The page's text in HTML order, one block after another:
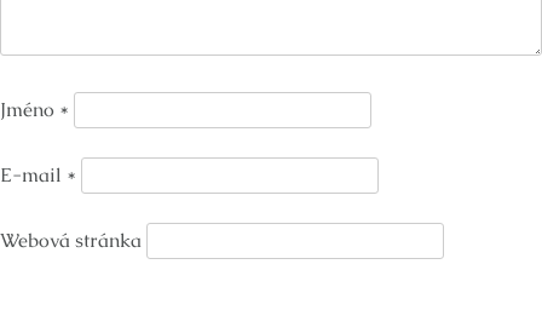
Jméno *
E-mail *
Webová stránka